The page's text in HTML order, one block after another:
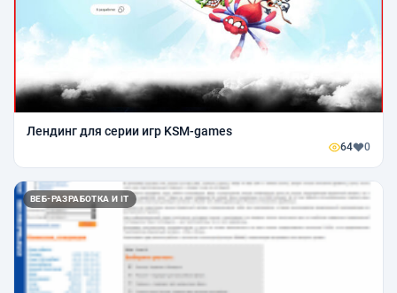
Лендинг для серии игр KSM-games
64 0
ВЕБ-РАЗРАБОТКА И IT